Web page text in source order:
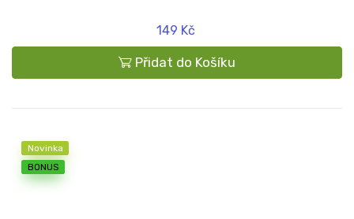
149 Kč
Přidat do Košíku
Novinka
BONUS